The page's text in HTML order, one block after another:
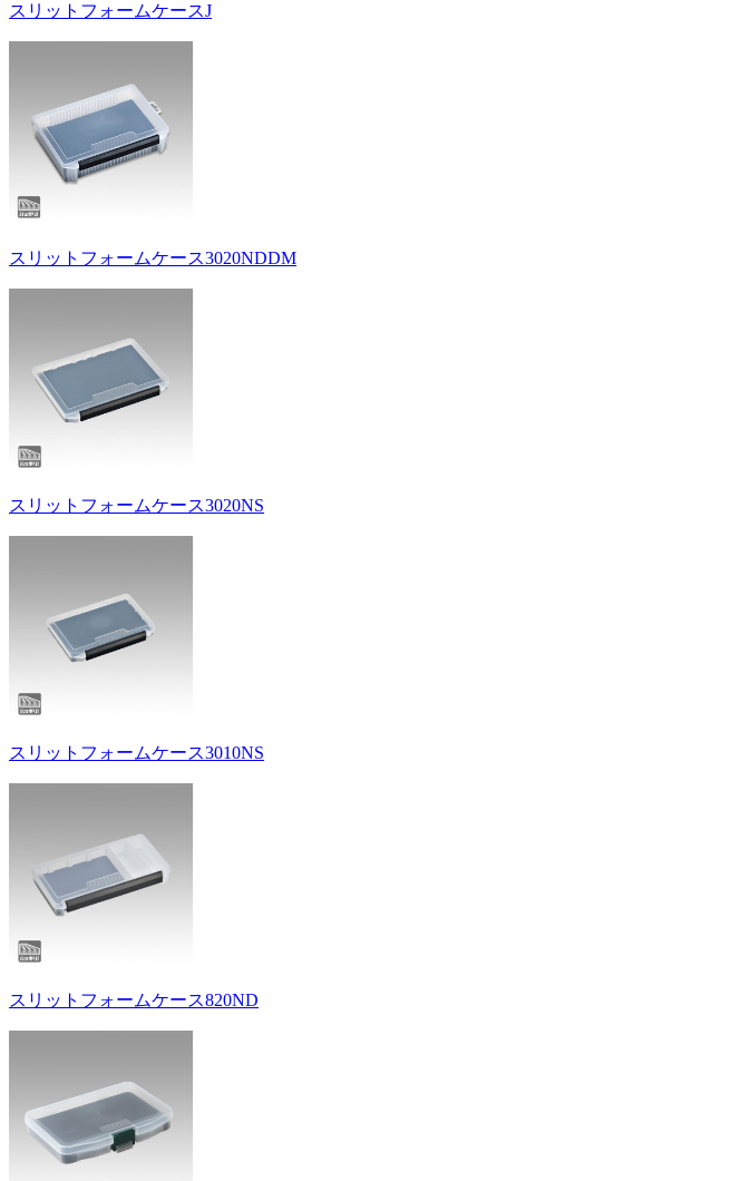
スリットフォームケースJ
スリットフォームケース3020NDDM
スリットフォームケース3020NS
スリットフォームケース3010NS
スリットフォームケース820ND